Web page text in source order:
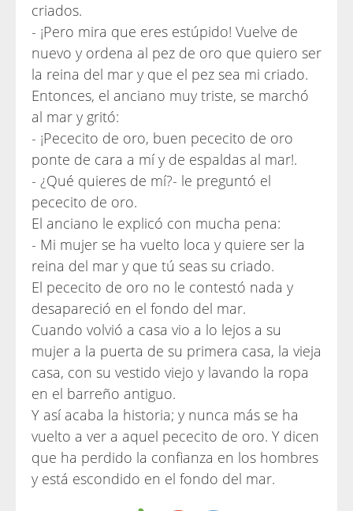
criados.
- ¡Pero mira que eres estúpido! Vuelve de
nuevo y ordena al pez de oro que quiero ser
la reina del mar y que el pez sea mi criado.
Entonces, el anciano muy triste, se marchó
al mar y gritó:
- ¡Pececito de oro, buen pececito de oro
ponte de cara a mí y de espaldas al mar!.
- ¿Qué quieres de mí?- le preguntó el
pececito de oro.
El anciano le explicó con mucha pena:
- Mi mujer se ha vuelto loca y quiere ser la
reina del mar y que tú seas su criado.
El pececito de oro no le contestó nada y
desapareció en el fondo del mar.
Cuando volvió a casa vio a lo lejos a su
mujer a la puerta de su primera casa, la vieja
casa, con su vestido viejo y lavando la ropa
en el barreño antiguo.
Y así acaba la historia; y nunca más se ha
vuelto a ver a aquel pececito de oro. Y dicen
que ha perdido la confianza en los hombres
y está escondido en el fondo del mar.